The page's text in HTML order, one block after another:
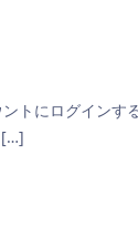
トにログインする
[…]